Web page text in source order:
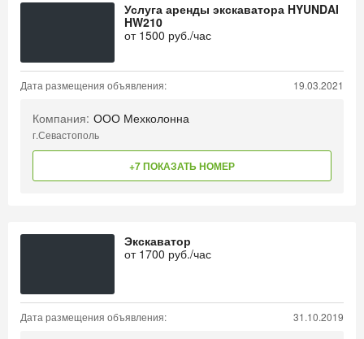
Услуга аренды экскаватора HYUNDAI
HW210
от 1500 руб./час
Дата размещения объявления: 19.03.2021
Компания: ООО Мехколонна
г.Севастополь
+7 ПОКАЗАТЬ НОМЕР
Экскаватор
от 1700 руб./час
Дата размещения объявления: 31.10.2019